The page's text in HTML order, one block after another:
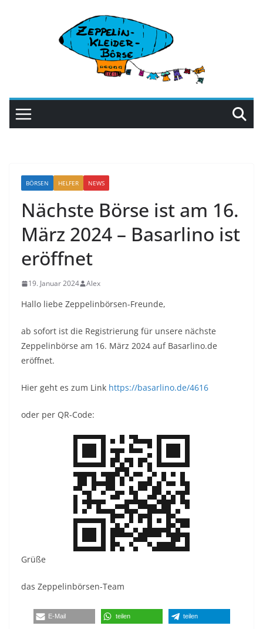
BÖRSEN HELFER NEWS
Nächste Börse ist am 16.
März 2024 – Basarlino ist
eröffnet
19. Januar 2024 Alex
Hallo liebe Zeppelinbörsen-Freunde,
ab sofort ist die Registrierung für unsere nächste
Zeppelinbörse am 16. März 2024 auf Basarlino.de
eröffnet.
Hier geht es zum Link https://basarlino.de/4616
oder per QR-Code:
Grüße
das Zeppelinbörsen-Team
E-Mail teilen teilen